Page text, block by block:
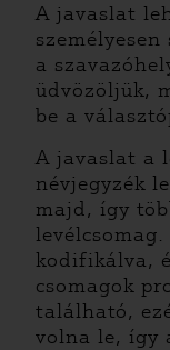
A javaslat
a
üdvözöljük,
be a
A javaslat a
névjegyzék
majd, így
kodifikálva,
csomagok
található,
volna le, így